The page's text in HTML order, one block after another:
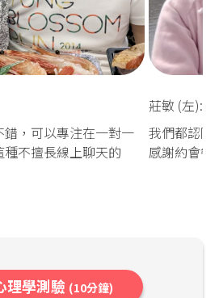
，可以專注在一對一
不擅長線上聊天的
莊敏 (左):
我們都認同
感謝約會餐
理學測驗 (10分鐘)